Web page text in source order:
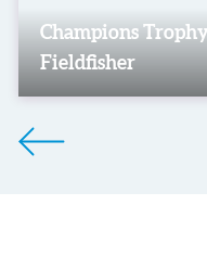
Champions
Fieldfisher